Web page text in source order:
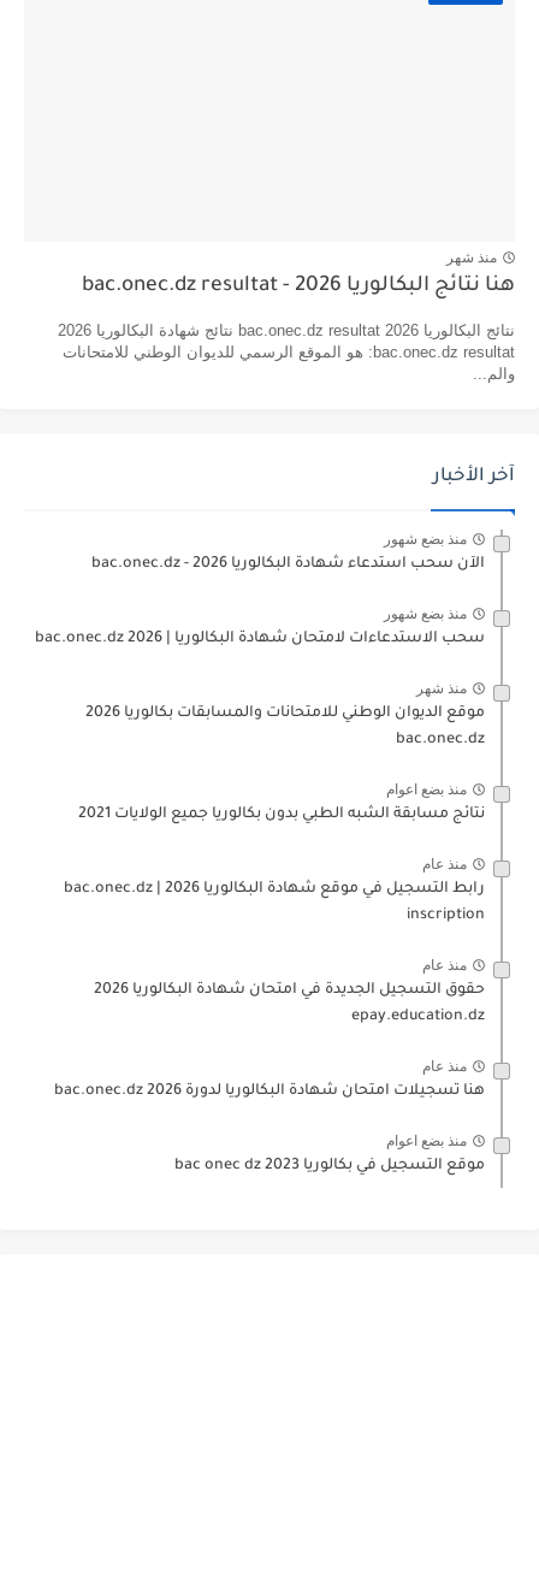
منذ شهر
هنا نتائج البكالوريا 2026 - bac.onec.dz resultat
نتائج البكالوريا 2026 bac.onec.dz resultat نتائج شهادة البكالوريا 2026
bac.onec.dz resultat: هو الموقع الرسمي للديوان الوطني للامتحانات
والم...
آخر الأخبار
منذ بضع شهور
الآن سحب استدعاء شهادة البكالوريا bac.onec.dz - 2026
منذ بضع شهور
سحب الاستدعاءات لامتحان شهادة البكالوريا | 2026 bac.onec.dz
منذ شهر
موقع الديوان الوطني للامتحانات والمسابقات بكالوريا 2026
bac.onec.dz
منذ بضع اعوام
نتائج مسابقة الشبه الطبي بدون بكالوريا جميع الولايات 2021
منذ عام
رابط التسجيل في موقع شهادة البكالوريا 2026 | bac.onec.dz
inscription
منذ عام
حقوق التسجيل الجديدة في امتحان شهادة البكالوريا 2026
epay.education.dz
منذ عام
هنا تسجيلات امتحان شهادة البكالوريا لدورة 2026 bac.onec.dz
منذ بضع اعوام
موقع التسجيل في بكالوريا 2023 bac onec dz